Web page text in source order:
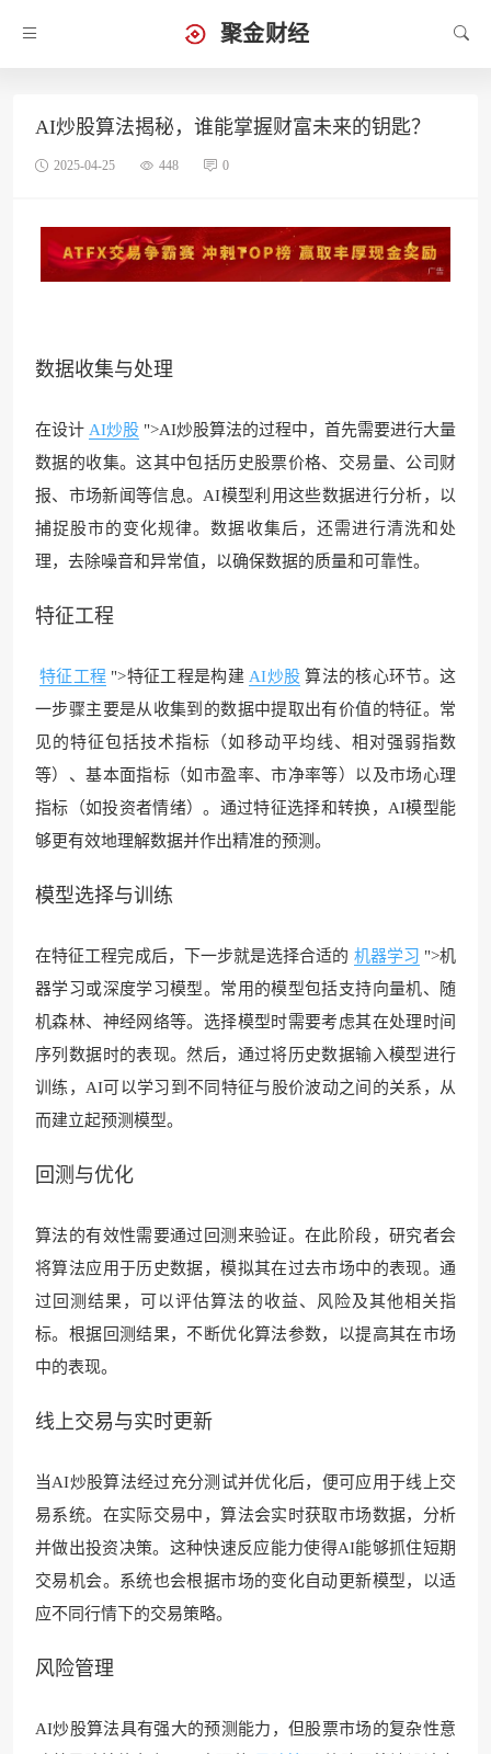
聚金财经
AI炒股算法揭秘，谁能掌握财富未来的钥匙？
2025-04-25 448 0
数据收集与处理
在设计 AI炒股 ">AI炒股算法的过程中，首先需要进行大量
数据的收集。这其中包括历史股票价格、交易量、公司财
报、市场新闻等信息。AI模型利用这些数据进行分析，以
捕捉股市的变化规律。数据收集后，还需进行清洗和处
理，去除噪音和异常值，以确保数据的质量和可靠性。
特征工程
特征工程 ">特征工程是构建 AI炒股 算法的核心环节。这
一步骤主要是从收集到的数据中提取出有价值的特征。常
见的特征包括技术指标（如移动平均线、相对强弱指数
等）、基本面指标（如市盈率、市净率等）以及市场心理
指标（如投资者情绪）。通过特征选择和转换，AI模型能
够更有效地理解数据并作出精准的预测。
模型选择与训练
在特征工程完成后，下一步就是选择合适的 机器学习 ">机
器学习或深度学习模型。常用的模型包括支持向量机、随
机森林、神经网络等。选择模型时需要考虑其在处理时间
序列数据时的表现。然后，通过将历史数据输入模型进行
训练，AI可以学习到不同特征与股价波动之间的关系，从
而建立起预测模型。
回测与优化
算法的有效性需要通过回测来验证。在此阶段，研究者会
将算法应用于历史数据，模拟其在过去市场中的表现。通
过回测结果，可以评估算法的收益、风险及其他相关指
标。根据回测结果，不断优化算法参数，以提高其在市场
中的表现。
线上交易与实时更新
当AI炒股算法经过充分测试并优化后，便可应用于线上交
易系统。在实际交易中，算法会实时获取市场数据，分析
并做出投资决策。这种快速反应能力使得AI能够抓住短期
交易机会。系统也会根据市场的变化自动更新模型，以适
应不同行情下的交易策略。
风险管理
AI炒股算法具有强大的预测能力，但股票市场的复杂性意